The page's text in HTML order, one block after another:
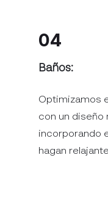
04
Baños:
Optimizamos
con un diseño
incorporando
hagan